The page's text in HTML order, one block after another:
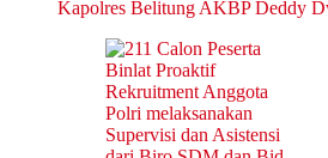
Kapolres Belitung AKBP Deddy